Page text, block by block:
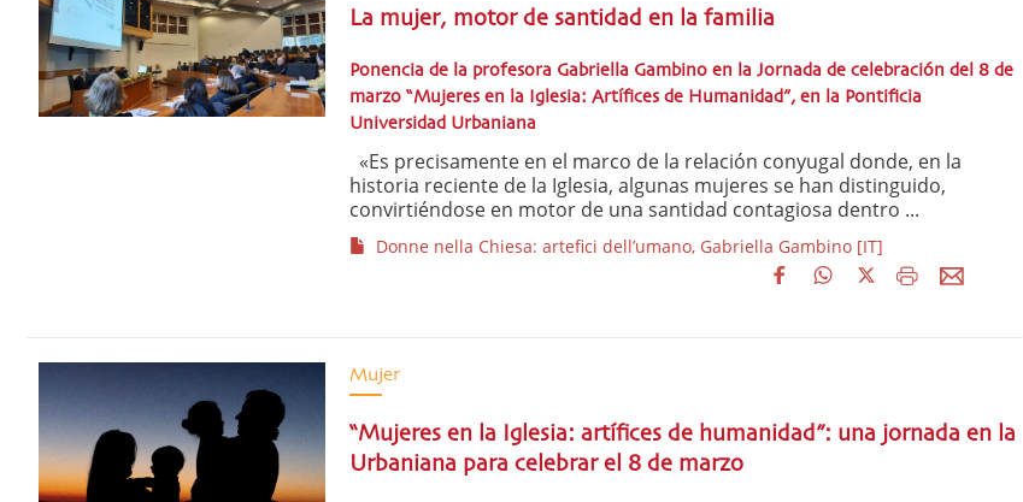
La mujer, motor de santidad en la familia
Ponencia de la profesora Gabriella Gambino en la Jornada de celebración del 8 de
marzo “Mujeres en la Iglesia: Artífices de Humanidad”, en la Pontificia
Universidad Urbaniana
«Es precisamente en el marco de la relación conyugal donde, en la
historia reciente de la Iglesia, algunas mujeres se han distinguido,
convirtiéndose en motor de una santidad contagiosa dentro ...
Donne nella Chiesa: artefici dell’umano, Gabriella Gambino [IT]
Mujer
“Mujeres en la Iglesia: artífices de humanidad”: una jornada en la
Urbaniana para celebrar el 8 de marzo